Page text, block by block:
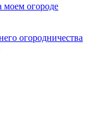
моем огороде
огородничества